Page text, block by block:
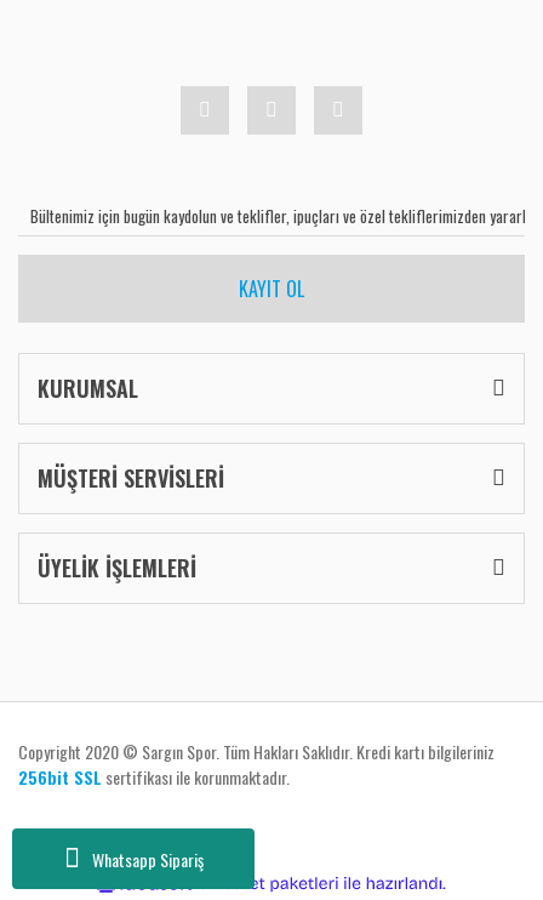
Whatsapp Sipariş
KAYIT OL
KURUMSAL
MÜŞTERİ SERVİSLERİ
ÜYELİK İŞLEMLERİ
Copyright 2020 © Sargın Spor. Tüm Hakları Saklıdır. Kredi kartı bilgileriniz
256bit SSL sertifikası ile korunmaktadır.
e-